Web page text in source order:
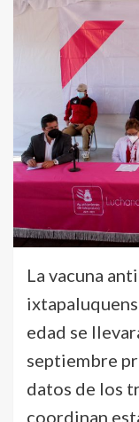
La vacuna
edad se
septiembre
datos de los
coordinan